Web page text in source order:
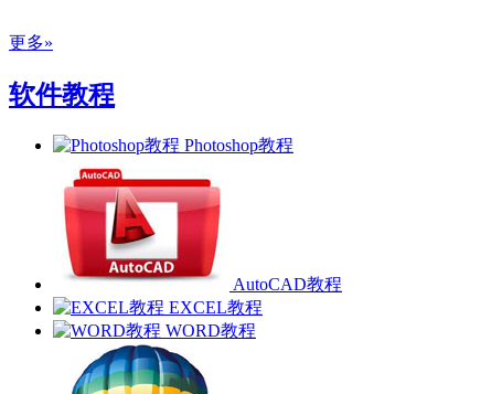
更多»
软件教程
Photoshop教程
AutoCAD教程
EXCEL教程
WORD教程